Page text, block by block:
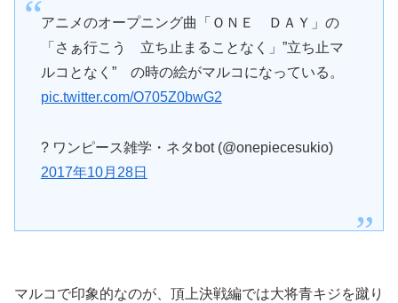
アニメのオープニング曲「ＯＮＥ ＤＡＹ」の
「さぁ行こう 立ち止まることなく」”立ち止マ
ルコとなく” の時の絵がマルコになっている。
pic.twitter.com/O705Z0bwG2
? ワンピース雑学・ネタbot (@onepiecesukio)
2017年10月28日
マルコで印象的なのが、頂上決戦編では大将青キジを蹴り